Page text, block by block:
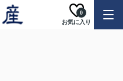
お気に入り
0